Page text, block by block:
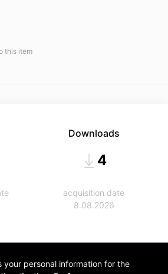
this item
Downloads
4
acquisition date
8.08.2026
your personal information for the